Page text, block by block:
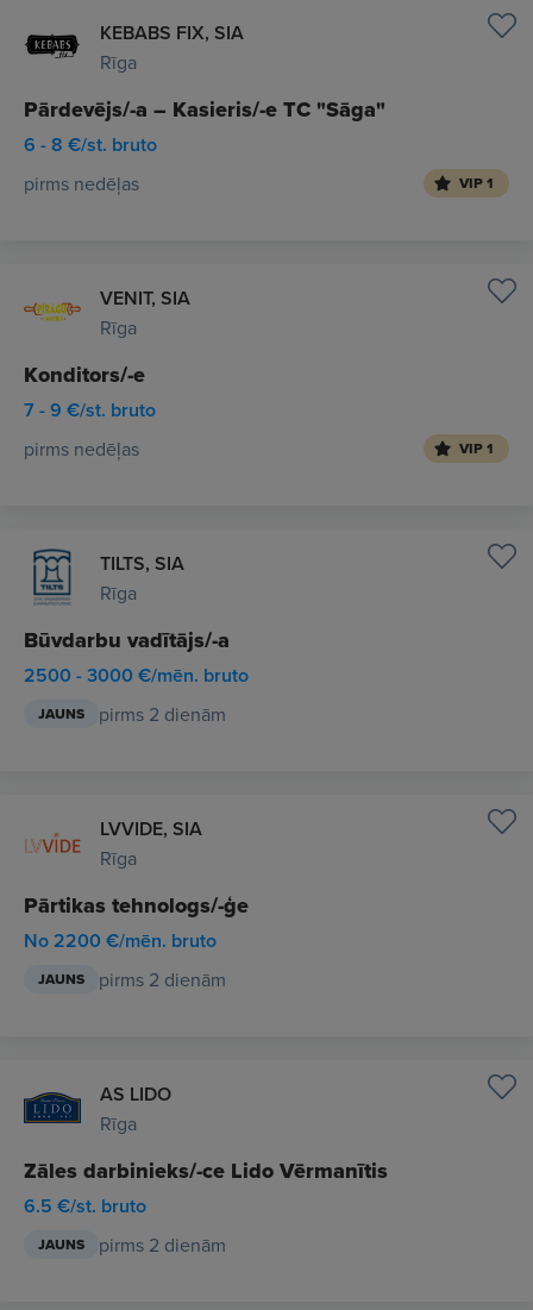
KEBABS FIX, SIA
Rīga
Pārdevējs/-a – Kasieris/-e TC "Sāga"
6 - 8 €/st. bruto
pirms nedēļas VIP 1
VENIT, SIA
Rīga
Konditors/-e
7 - 9 €/st. bruto
pirms nedēļas VIP 1
TILTS, SIA
Rīga
Būvdarbu vadītājs/-a
2500 - 3000 €/mēn. bruto
JAUNS pirms 2 dienām
LVVIDE, SIA
Rīga
Pārtikas tehnologs/-ģe
No 2200 €/mēn. bruto
JAUNS pirms 2 dienām
AS LIDO
Rīga
Zāles darbinieks/-ce Lido Vērmanītis
6.5 €/st. bruto
JAUNS pirms 2 dienām